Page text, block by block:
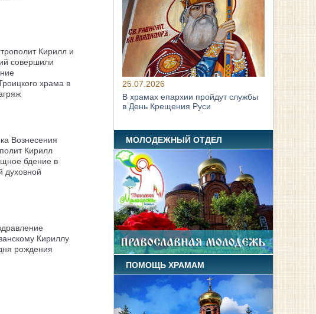
Кирилл и
совершили
храма в
Вознесения
Кирилл
бдение в
духовной
Кириллу
рождения
25.07.2026
В храмах епархии пройдут службы
в День Крещения Руси
МОЛОДЕЖНЫЙ ОТДЕЛ
ПОМОЩЬ ХРАМАМ